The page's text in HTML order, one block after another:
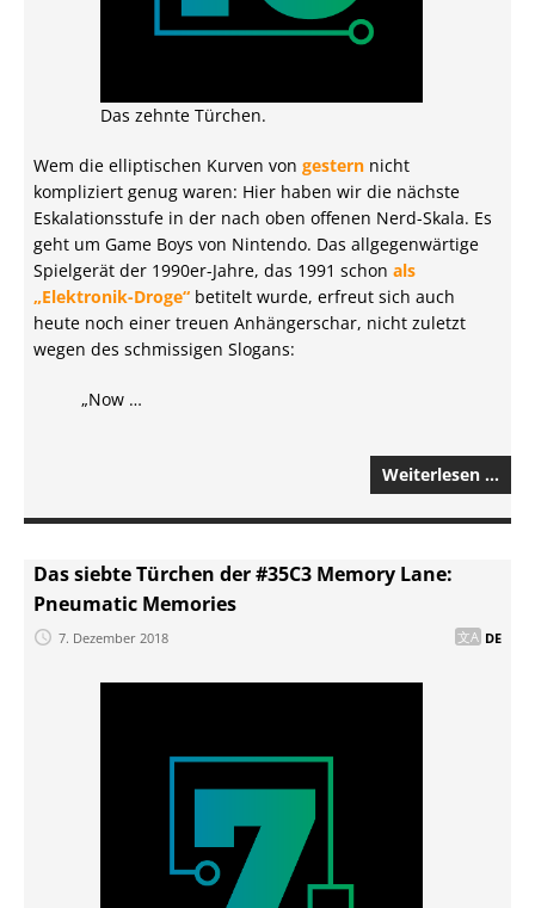
Das zehnte Türchen.
Wem die elliptischen Kurven von gestern nicht
kompliziert genug waren: Hier haben wir die nächste
Eskalationsstufe in der nach oben offenen Nerd-Skala. Es
geht um Game Boys von Nintendo. Das allgegenwärtige
Spielgerät der 1990er-Jahre, das 1991 schon als
„Elektronik-Droge“ betitelt wurde, erfreut sich auch
heute noch einer treuen Anhängerschar, nicht zuletzt
wegen des schmissigen Slogans:
„Now …
Weiterlesen …
Das siebte Türchen der #35C3 Memory Lane:
Pneumatic Memories
7. Dezember 2018 DE